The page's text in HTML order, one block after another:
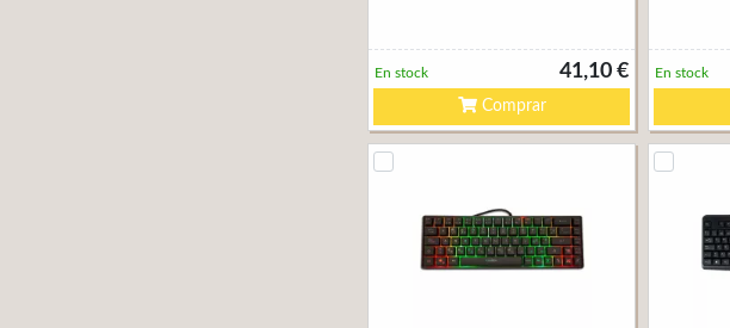
41,10 €
En stock
Comprar
En stock